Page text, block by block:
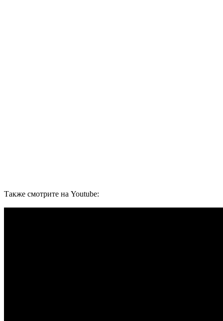
Также смотрите на Youtube: